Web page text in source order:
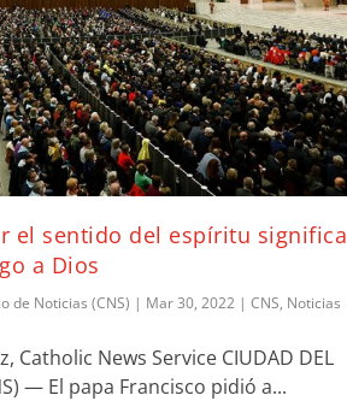
el sentido del espíritu significa
a Dios
de Noticias (CNS) | Mar 30, 2022 |CNS, Noticias
Catholic News Service CIUDAD DEL
— El papa Francisco pidió a...